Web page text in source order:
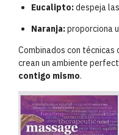
Eucalipto:despeja
Naranja:proporciona
Combinados con técnicas
crean un ambiente
contigo mismo.